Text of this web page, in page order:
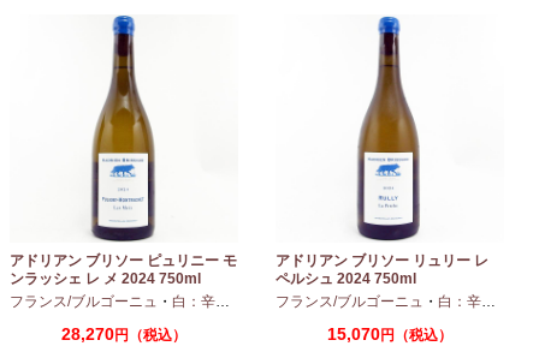
アドリアン ブリソー ピュリニー モ
ンラッシェ レ メ 2024 750ml
フランス/ブルゴーニュ ・ 白：辛口 シャルドネ
28,270円（税込）
アドリアン ブリソー リュリー レ
ペルシュ 2024 750ml
フランス/ブルゴーニュ ・ 白：辛口
15,070円（税込）